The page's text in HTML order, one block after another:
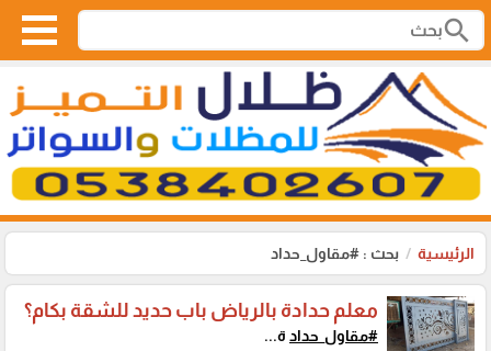
search
الرئيسية بحث : #مقاول_حداد
معلم حدادة بالرياض باب حديد للشقة بكام؟
#مقاول_حداد ة...